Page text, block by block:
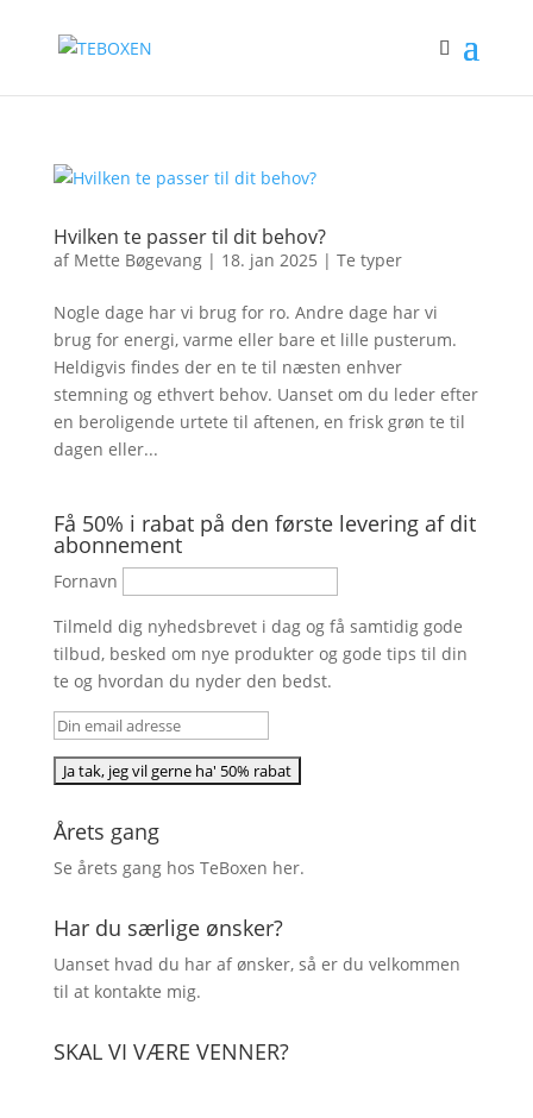
Hvilken te passer til dit behov?
af Mette Bøgevang| 18. jan 2025 | Te typer
Nogle dage har vi brug for ro. Andre dage har vi
brug for energi, varme eller bare et lille pusterum.
Heldigvis findes der en te til næsten enhver
stemning og ethvert behov. Uanset om du leder efter
en beroligende urtete til aftenen, en frisk grøn te til
dagen eller...
Få 50% i rabat på den første levering af dit
abonnement
Fornavn
Tilmeld dig nyhedsbrevet i dag og få samtidig gode
tilbud, besked om nye produkter og gode tips til din
te og hvordan du nyder den bedst.
Årets gang
Se årets gang hos TeBoxen her.
Har du særlige ønsker?
Uanset hvad du har af ønsker, så er du velkommen
til at kontakte mig.
SKAL VI VÆRE VENNER?